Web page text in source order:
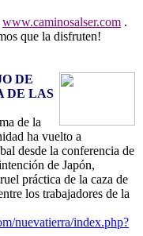
www.caminosalser.com .
que la disfruten!
DE
DE LAS
de la
ha vuelto a
desde la conferencia de
de Japón,
práctica de la caza de
los trabajadores de la
nuevatierra/index.php?